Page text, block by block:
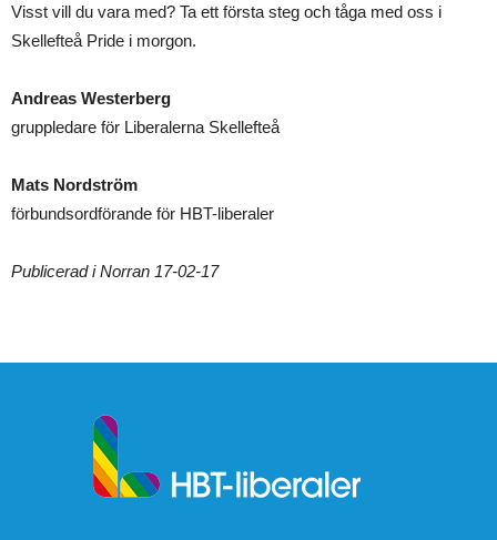
Visst vill du vara med? Ta ett första steg och tåga med oss i
Skellefteå Pride i morgon.
Andreas Westerberg
gruppledare för Liberalerna Skellefteå
Mats Nordström
förbundsordförande för HBT-liberaler
Publicerad i Norran 17-02-17